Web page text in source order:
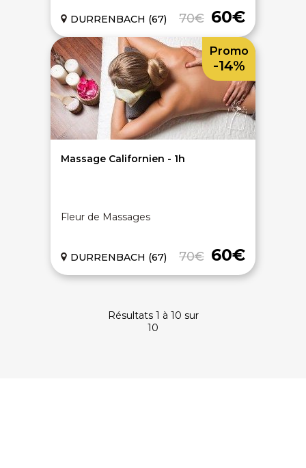
70€ 60€
DURRENBACH (67)
Massage Californien - 1h
Fleur de Massages
70€ 60€
DURRENBACH (67)
Promo
-14%
Résultats 1 à 10 sur
10
On vous aide - FAQ
ACCÈS RAPIDES
Bons plans massages
Chèques cadeaux bien-être
Dernières minutes spa
Évènements bien-être
Articles bien-être
Top recherches
Carte interactive
Spa privatif
Hammam
Massage modelage
Massage relaxant
Massage couple Duo
Massage future maman
Toutes nos disciplines
CGV - CGU
Politique de confidentialité